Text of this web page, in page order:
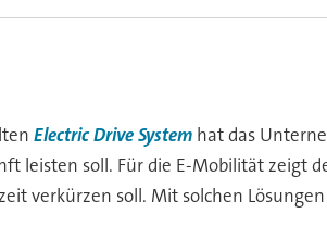
Electric Drive System hat das
leisten soll. Für die E-Mobilität zeigt
verkürzen soll. Mit solchen